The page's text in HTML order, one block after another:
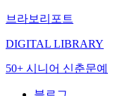
브라보리포트
DIGITAL LIBRARY
50+ 시니어 신춘문예